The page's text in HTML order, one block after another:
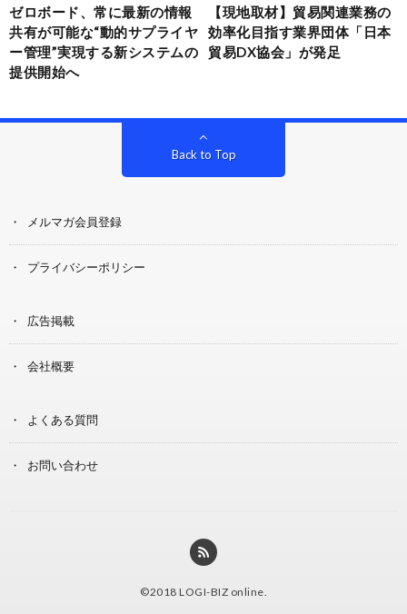
ゼロボード、常に最新の情報
共有が可能な“動的サプライヤ
ー管理”実現する新システムの
提供開始へ
【現地取材】貿易関連業務の
効率化目指す業界団体「日本
貿易DX協会」が発足
Back to Top
メルマガ会員登録
プライバシーポリシー
広告掲載
会社概要
よくある質問
お問い合わせ
©2018 LOGI-BIZ online